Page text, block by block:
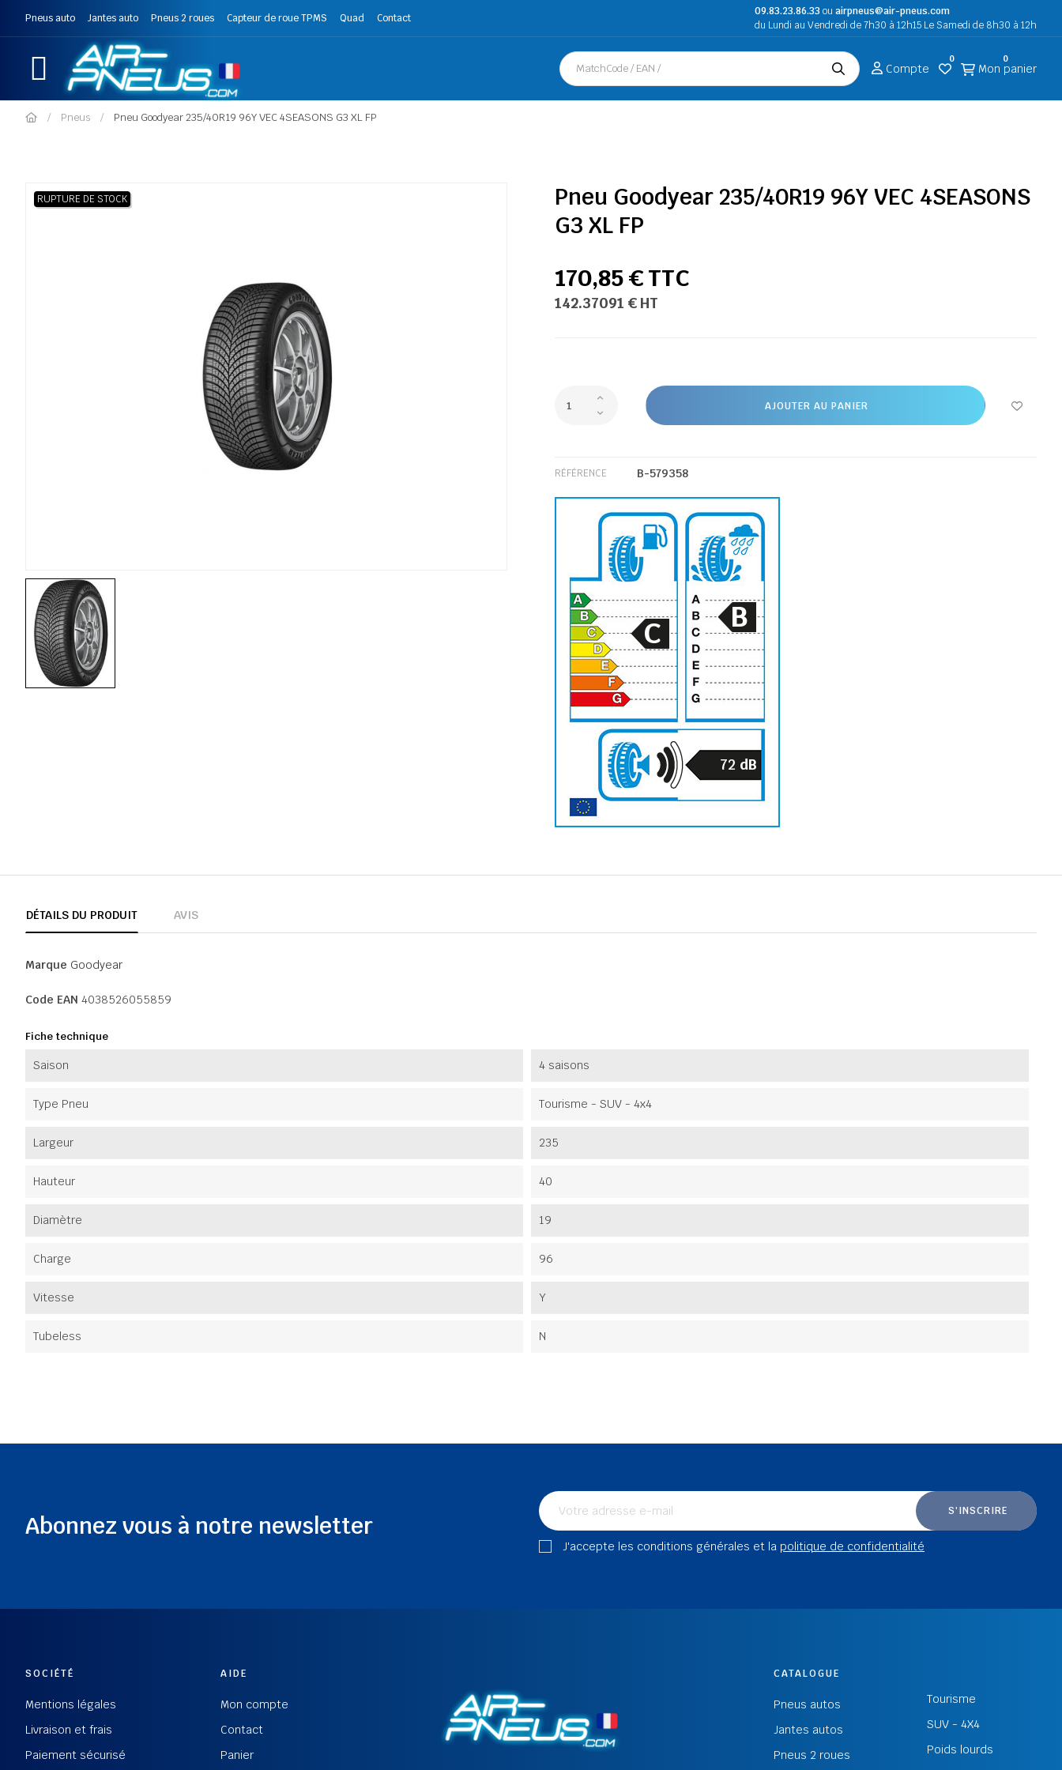
Pneus auto Jantes auto Pneus 2 roues Capteur de roue TPMS Quad Contact
09.83.23.86.33ou airpneus@air-pneus.com
du Lundi au Vendredi de 7h30 à 12h15 Le Samedi de 8h30 à 12h
Compte
0
Mon panier
0
Pneus Pneu Goodyear 235/40R19 96Y VEC 4SEASONS G3 XL FP
RUPTURE DE STOCK
Pneu Goodyear 235/40R19 96Y VEC 4SEASONS
G3 XL FP
170,85 € TTC
142.37091 € HT
AJOUTER AU PANIER
RÉFÉRENCE B-579358
C B
72 dB
DÉTAILS DU PRODUIT AVIS
Marque Goodyear
Code EAN 4038526055859
Fiche technique
Saison 4 saisons
Type Pneu Tourisme - SUV - 4x4
Largeur 235
Hauteur 40
Diamètre 19
Charge 96
Vitesse Y
Tubeless N
Abonnez vous à notre newsletter
S'INSCRIRE
J'accepte les conditions générales et la politique de confidentialité
SOCIÉTÉ
Mentions légales
Livraison et frais
Paiement sécurisé
AIDE
Mon compte
Contact
Panier
CATALOGUE
Pneus autos
Jantes autos
Pneus 2 roues
Tourisme
SUV - 4X4
Poids lourds